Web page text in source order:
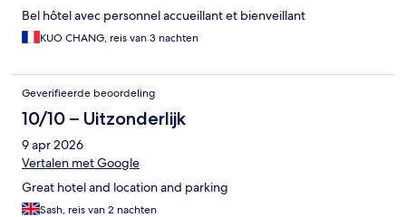
Bel hôtel avec personnel accueillant et bienveillant
KUO CHANG, reis van 3 nachten
Geverifieerde beoordeling
10/10 – Uitzonderlijk
9 apr 2026
Vertalen met Google
Great hotel and location and parking
Sash, reis van 2 nachten